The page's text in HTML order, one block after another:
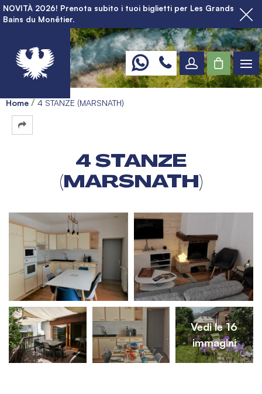
NOVITÀ 2026! Prenota subito i tuoi biglietti per Les Grands
Bains du Monêtier.
Home 4 STANZE (MARSNATH)
4 STANZE
(MARSNATH)
Vedi le 16
immagini